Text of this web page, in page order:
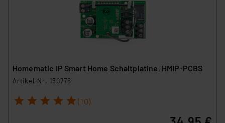
Homematic IP Smart Home Schaltplatine, HMIP-PCBS
Artikel-Nr. 150776
1 2 3 4 5 (10)